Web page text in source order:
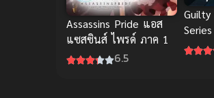
Assassins Pride แอส
แซสซินส์ ไพรด์ ภาค 1
6.5
Guilty
พากย์